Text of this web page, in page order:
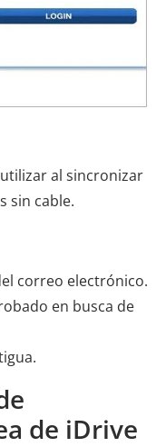
al sincronizar
sin cable.
correo electrónico.
en busca de
de iDrive